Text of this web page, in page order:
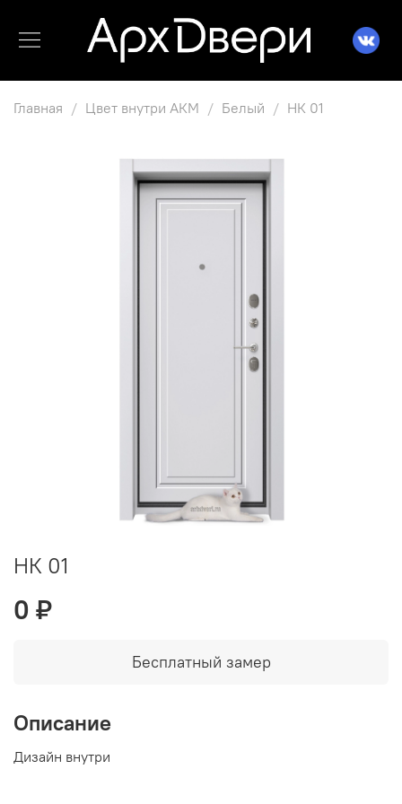
Главная Цвет внутри АКМ Белый НК 01
НК 01
0 ₽
Бесплатный замер
Описание
Дизайн внутри